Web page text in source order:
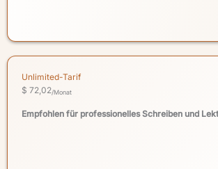
Unlimited-Tarif
$ 72,02/Monat
Empfohlen für professionelles Schreiben und